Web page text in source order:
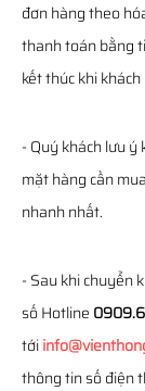
đơn hàng theo
thanh toán bằng
kết thúc khi
- Quý khách lưu
mặt hàng cần
nhanh nhất.
- Sau khi chuyển
số Hotline
tới
thông tin số điện